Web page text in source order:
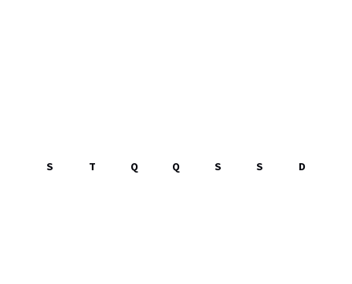
S T Q Q S S D